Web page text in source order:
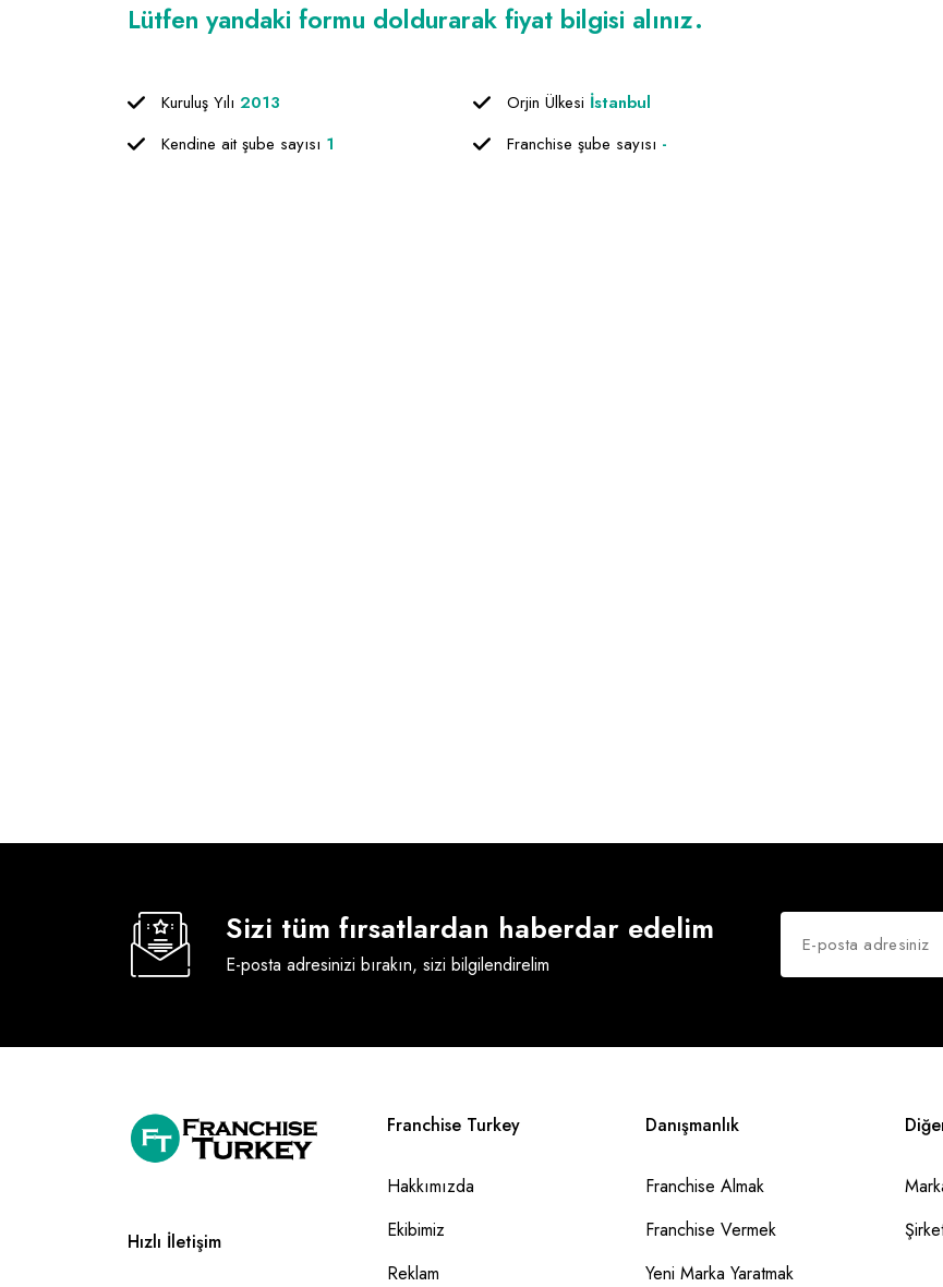
Lütfen yandaki formu doldurarak fiyat bilgisi alınız.
Kuruluş Yılı 2013 Orjin Ülkesi İstanbul
Kendine ait şube sayısı 1 Franchise şube sayısı -
Sizi tüm fırsatlardan haberdar edelim
E-posta adresinizi bırakın, sizi bilgilendirelim
Hızlı İletişim
Franchise Turkey
Hakkımızda
Ekibimiz
Reklam
Danışmanlık
Franchise Almak
Franchise Vermek
Yeni Marka Yaratmak